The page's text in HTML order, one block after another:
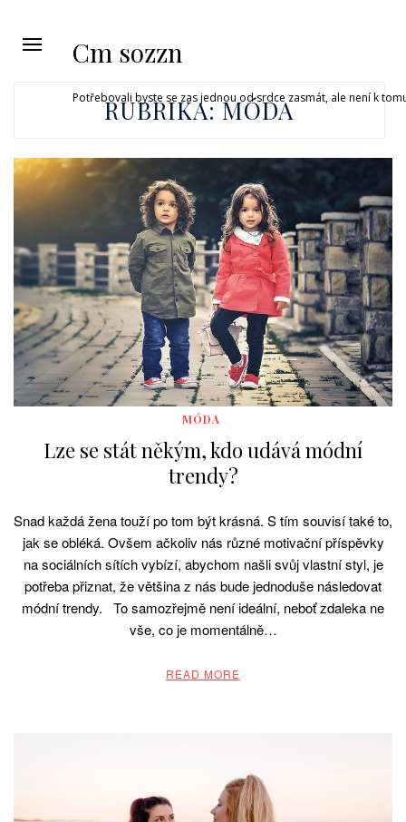
Cm sozzn
Potřebovali byste se zas jednou od srdce zasmát, ale není k
RUBRIKA:MÓDA
MÓDA
Lze se stát někým, kdo udává módní
trendy?
Snad každá žena touží po tom být krásná. S tím souvisí také to,
jak se obléká. Ovšem ačkoliv nás různé motivační příspěvky
na sociálních sítích vybízí, abychom našli svůj vlastní styl, je
potřeba přiznat, že většina z nás bude jednoduše následovat
módní trendy. To samozřejmě není ideální, neboť zdaleka ne
vše, co je momentálně…
READ MORE